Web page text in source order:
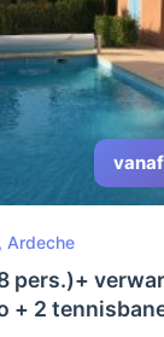
Ardeche
pers.)+
+ 2